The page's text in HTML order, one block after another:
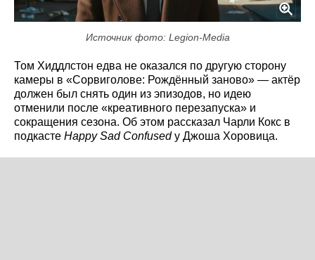
Источник фото: Legion-Media
Том Хиддлстон едва не оказался по другую сторону
камеры в «Сорвиголове: Рождённый заново» — актёр
должен был снять один из эпизодов, но идею
отменили после «креативного перезапуска» и
сокращения сезона. Об этом рассказал Чарли Кокс в
подкасте Happy Sad Confusedу Джоша Хоровица.